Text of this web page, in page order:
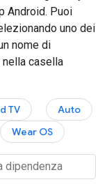
Android. Puoi
uno dei
nome di
casella
TV
Auto
Wear OS